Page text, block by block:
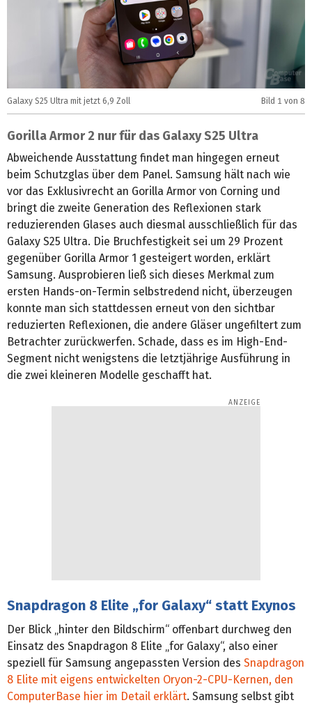
Galaxy S25 Ultra mit jetzt 6,9 Zoll Bild 1 von 8
Gorilla Armor 2 nur für das Galaxy S25 Ultra
Abweichende Ausstattung findet man hingegen erneut
beim Schutzglas über dem Panel. Samsung hält nach wie
vor das Exklusivrecht an Gorilla Armor von Corning und
bringt die zweite Generation des Reflexionen stark
reduzierenden Glases auch diesmal ausschließlich für das
Galaxy S25 Ultra. Die Bruchfestigkeit sei um 29 Prozent
gegenüber Gorilla Armor 1 gesteigert worden, erklärt
Samsung. Ausprobieren ließ sich dieses Merkmal zum
ersten Hands-on-Termin selbstredend nicht, überzeugen
konnte man sich stattdessen erneut von den sichtbar
reduzierten Reflexionen, die andere Gläser ungefiltert zum
Betrachter zurückwerfen. Schade, dass es im High-End-
Segment nicht wenigstens die letztjährige Ausführung in
die zwei kleineren Modelle geschafft hat.
Snapdragon 8 Elite „for Galaxy“ statt Exynos
Der Blick „hinter den Bildschirm“ offenbart durchweg den
Einsatz des Snapdragon 8 Elite „for Galaxy“, also einer
speziell für Samsung angepassten Version des Snapdragon
8 Elite mit eigens entwickelten Oryon-2-CPU-Kernen, den
ComputerBase hier im Detail erklärt. Samsung selbst gibt